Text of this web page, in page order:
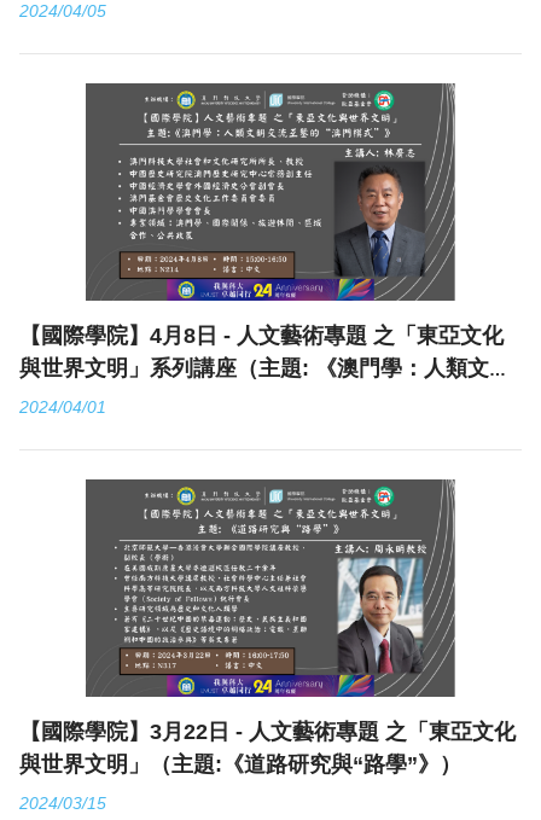
2024/04/05
【國際學院】4月8日 - 人文藝術專題 之「東亞文化
與世界文明」系列講座（主題: 《澳門學：人類文明
交流互鑒的“澳門模式”》）
2024/04/01
【國際學院】3月22日 - 人文藝術專題 之「東亞文化
與世界文明」（主題:《道路研究與“路學”》）
2024/03/15